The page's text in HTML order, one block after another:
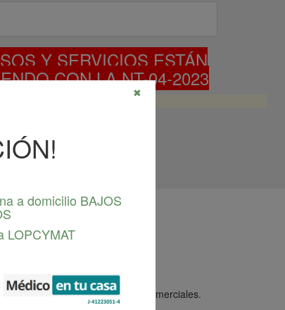
Y SERVICIOS ESTÁN
CON LA NT-04-2023
social
sobrepasa sus objetivos comerciales.
a domicilio BAJOS
LOPCYMAT
✖